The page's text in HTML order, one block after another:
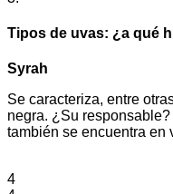
Tipos de uvas: ¿a qué
Syrah
Se caracteriza, entre
negra. ¿Su
también se encuentra en
4